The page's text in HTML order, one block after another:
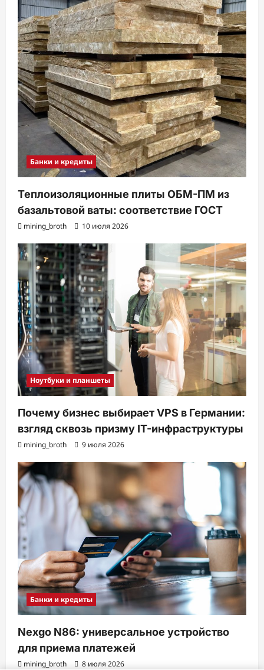
Банки и кредиты
Теплоизоляционные плиты ОБМ-ПМ из
базальтовой ваты: соответствие ГОСТ
mining_broth 10 июля 2026
Ноутбуки и планшеты
Почему бизнес выбирает VPS в Германии:
взгляд сквозь призму IT-инфраструктуры
mining_broth 9 июля 2026
Банки и кредиты
Nexgo N86: универсальное устройство
для приема платежей
mining_broth 8 июля 2026